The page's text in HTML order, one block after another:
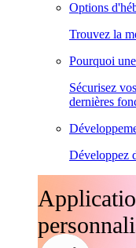
Options
Trouvez la
Pourquoi
Sécurisez
dernières
Développez